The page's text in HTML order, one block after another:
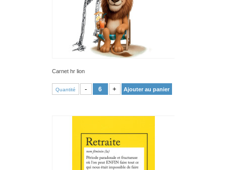
Carnet hr lion
Quantité - + Ajouter au panier